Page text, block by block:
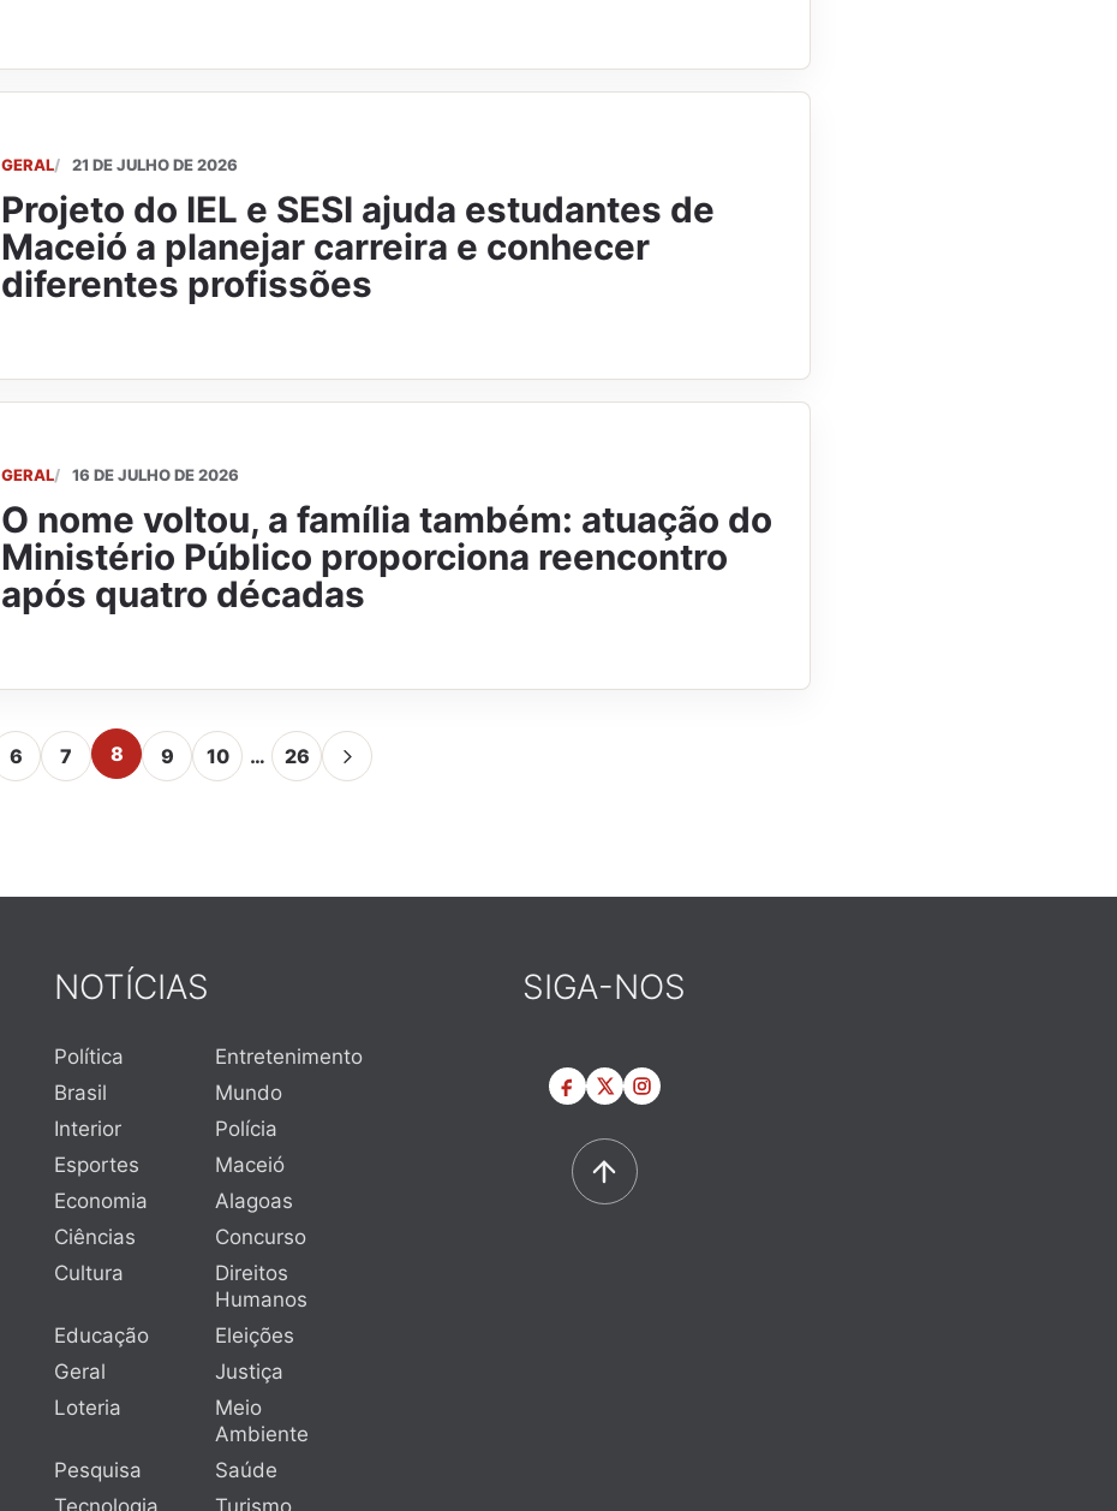
GERAL 21 DE JULHO DE 2026
Projeto do IEL e SESI ajuda estudantes de
Maceió a planejar carreira e conhecer
diferentes profissões
GERAL 16 DE JULHO DE 2026
O nome voltou, a família também: atuação do
Ministério Público proporciona reencontro
após quatro décadas
6 7 8 9 10 … 26
NOTÍCIAS
Política
Entretenimento
Brasil
Mundo
Interior
Polícia
Esportes
Maceió
Economia
Alagoas
Ciências
Concurso
Cultura
Direitos
Humanos
Educação
Eleições
Geral
Justiça
Loteria
Meio
Ambiente
Pesquisa
Saúde
Tecnologia
Turismo
SIGA-NOS